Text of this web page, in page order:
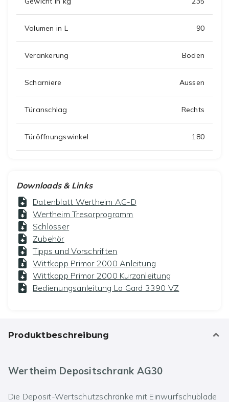
Volumen in L 90
Verankerung Boden
Scharniere Aussen
Türanschlag Rechts
Türöffnungswinkel 180
Downloads & Links
Datenblatt Wertheim AG-D
Wertheim Tresorprogramm
Schlösser
Zubehör
Tipps und Vorschriften
Wittkopp Primor 2000 Anleitung
Wittkopp Primor 2000 Kurzanleitung
Bedienungsanleitung La Gard 3390 VZ
Produktbeschreibung
Wertheim Depositschrank AG30
Die Deposit-Wertschutzschränke mit Einwurfschublade